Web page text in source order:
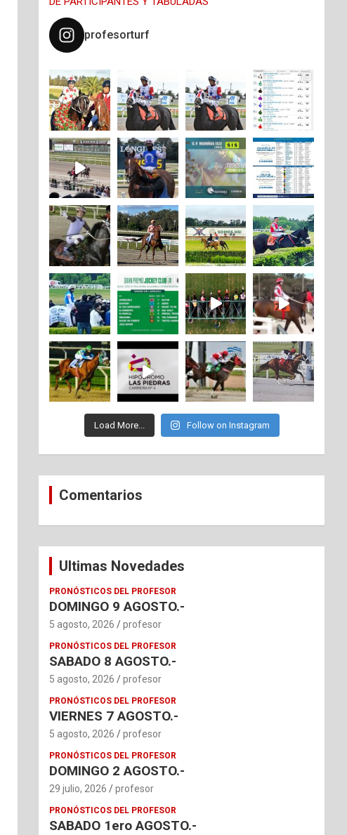
profesorturf
Load More... Follow on Instagram
Comentarios
Ultimas Novedades
PRONÓSTICOS DEL PROFESOR
DOMINGO 9 AGOSTO.-
5 agosto, 2026 profesor
PRONÓSTICOS DEL PROFESOR
SABADO 8 AGOSTO.-
5 agosto, 2026 profesor
PRONÓSTICOS DEL PROFESOR
VIERNES 7 AGOSTO.-
5 agosto, 2026 profesor
PRONÓSTICOS DEL PROFESOR
DOMINGO 2 AGOSTO.-
29 julio, 2026 profesor
PRONÓSTICOS DEL PROFESOR
SABADO 1ero AGOSTO.-